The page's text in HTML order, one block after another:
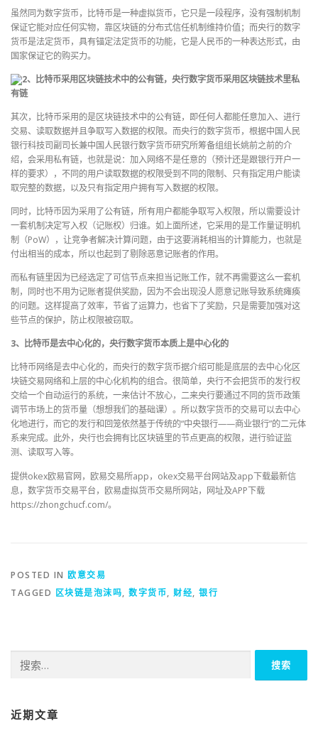
虽然同为数字货币，比特币是一种虚拟货币，它只是一段程序，没有强制机制
保证它能对应任何实物，靠区块链的分布式信任机制维持价值；而央行的数字
货币是法定货币，具有锚定法定货币的功能，它是人民币的一种表达形式，由
国家保证它的购买力。
2、比特币采用区块链技术中的公有链，央行数字货币采用区块链技术里私
有链
其次，比特币采用的是区块链技术中的公有链，即任何人都能任意加入、进行
交易、读取数据并且争取写入数据的权限。而央行的数字货币，根据中国人民
银行科技司副司长兼中国人民银行数字货币研究所筹备组组长姚前之前的介
绍，会采用私有链，也就是说：加入网络不是任意的（预计还是跟银行开户一
样的要求），不同的用户读取数据的权限受到不同的限制、只有指定用户能读
取完整的数据，以及只有指定用户拥有写入数据的权限。
同时，比特币因为采用了公有链，所有用户都能争取写入权限，所以需要设计
一套机制决定写入权（记账权）归谁。如上面所述，它采用的是工作量证明机
制（PoW），让竞争者解决计算问题，由于这要消耗相当的计算能力，也就是
付出相当的成本，所以也起到了剔除恶意记账者的作用。
而私有链里因为已经选定了可信节点来担当记账工作，就不再需要这么一套机
制，同时也不用为记账者提供奖励，因为不会出现没人愿意记账导致系统瘫痪
的问题。这样提高了效率，节省了运算力，也省下了奖励，只是需要加强对这
些节点的保护，防止权限被窃取。
3、比特币是去中心化的，央行数字货币本质上是中心化的
比特币网络是去中心化的，而央行的数字货币据介绍可能是底层的去中心化区
块链交易网络和上层的中心化机构的组合。很简单，央行不会把货币的发行权
交给一个自动运行的系统，一来估计不放心，二来央行要通过不同的货币政策
调节市场上的货币量（想想我们的基础课）。所以数字货币的交易可以去中心
化地进行，而它的发行和回笼依然基于传统的“中央银行——商业银行”的二元体
系来完成。此外，央行也会拥有比区块链里的节点更高的权限，进行验证监
测、读取写入等。
提供okex欧易官网，欧易交易所app，okex交易平台网站及app下载最新信
息，数字货币交易平台，欧易虚拟货币交易所网站，网址及APP下载
https://zhongchucf.com/。
POSTED IN 欧意交易
TAGGED 区块链是泡沫吗, 数字货币, 财经, 银行
索：
近期文章